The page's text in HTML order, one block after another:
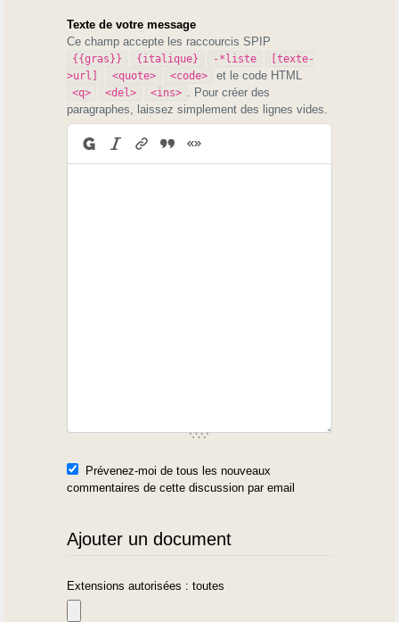
Texte de votre message
Ce champ accepte les raccourcis SPIP
{{gras}} {italique} -*liste
[texte-
>url]
<quote> <code> et le code HTML
<q> <del> <ins>
. Pour créer des
paragraphes, laissez simplement des lignes vides.
Prévenez-moi de tous les nouveaux
commentaires de cette discussion par email
Ajouter un document
Extensions autorisées : toutes